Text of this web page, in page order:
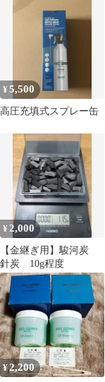
してどうぞ！
¥5,500
高圧充填式スプレー缶
¥ 2,000
【金継ぎ用】駿河炭
針炭 10g程度
¥2,200